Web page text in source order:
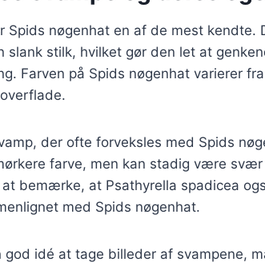
Spids nøgenhat en af de mest kendte.
slank stilk, hvilket gør den let at
Farven på Spids nøgenhat varierer
der ofte forveksles med Spids
farve, men kan stadig være
bemærke, at Psathyrella spadicea
med Spids nøgenhat.
idé at tage billeder af svampene,